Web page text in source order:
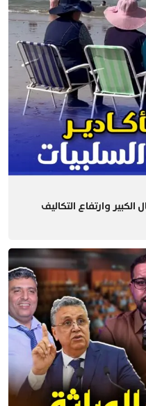
الكبير وارتفاع التكاليف